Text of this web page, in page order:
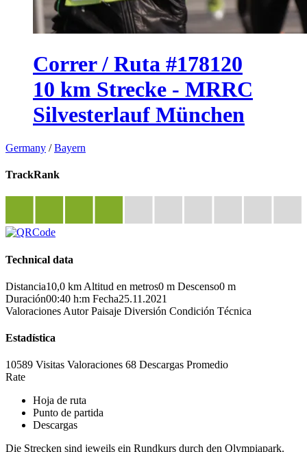
Correr / Ruta #178120
10 km Strecke - MRRC
Silvesterlauf München
Germany /Bayern
TrackRank
Technical data
Distancia10,0 km Altitud en metros0 m Descenso0 m
Duración00:40 h:m Fecha25.11.2021
Valoraciones Autor Paisaje Diversión Condición Técnica
Estadística
10589 Visitas Valoraciones 68 Descargas Promedio
Rate
Hoja de ruta
Punto de partida
Descargas
Die Strecken sind jeweils ein Rundkurs durch den Olympiapark.